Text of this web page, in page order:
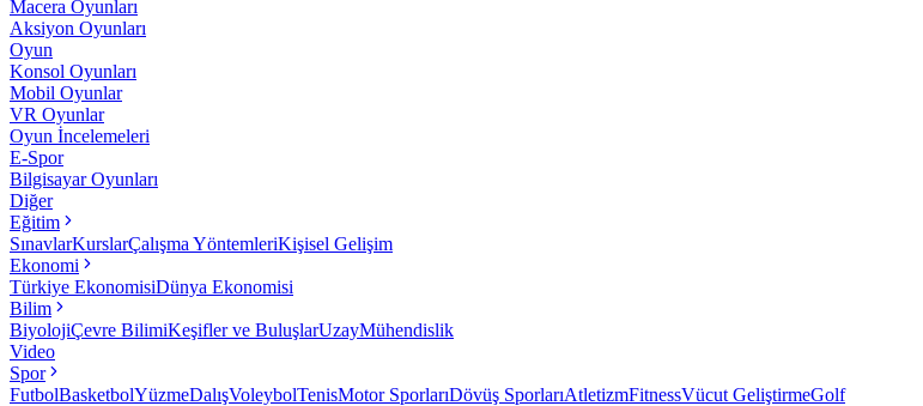
Macera Oyunları
Aksiyon Oyunları
Oyun
Konsol Oyunları
Mobil Oyunlar
VR Oyunlar
Oyun İncelemeleri
E-Spor
Bilgisayar Oyunları
Diğer
Eğitim
SınavlarKurslarÇalışma YöntemleriKişisel Gelişim
Ekonomi
Türkiye EkonomisiDünya Ekonomisi
Bilim
BiyolojiÇevre BilimiKeşifler ve BuluşlarUzayMühendislik
Video
Spor
FutbolBasketbolYüzmeDalışVoleybolTenisMotor SporlarıDövüş SporlarıAtletizmFitnessVücut GeliştirmeGolf